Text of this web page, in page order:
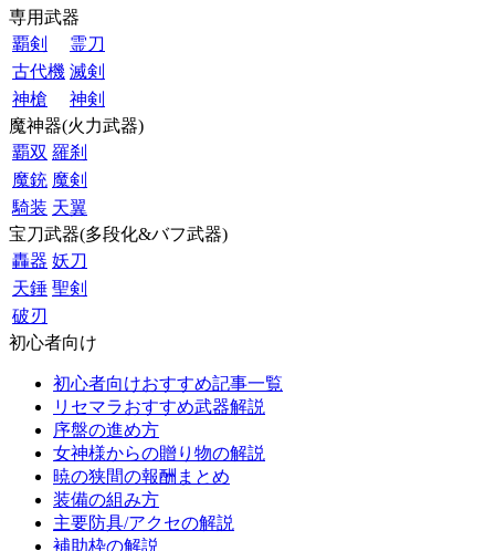
専用武器
覇剣
霊刀
古代機 滅剣
神槍
神剣
魔神器(火力武器)
覇双 羅刹
魔銃 魔剣
騎装 天翼
宝刀武器(多段化&バフ武器)
轟器 妖刀
天錘 聖剣
破刃
初心者向け
初心者向けおすすめ記事一覧
リセマラおすすめ武器解説
序盤の進め方
女神様からの贈り物の解説
暁の狭間の報酬まとめ
装備の組み方
主要防具/アクセの解説
補助枠の解説